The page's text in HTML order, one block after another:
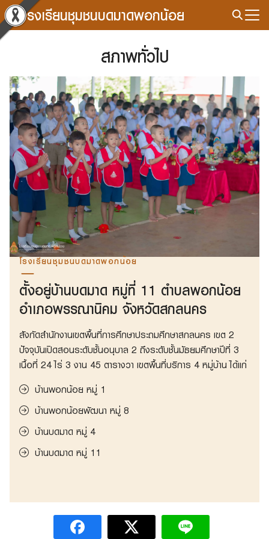
Skip
to
content
โรงเรียนชุมชนบดมาดพอกน้อย
สภาพทั่วไป
โรงเรียนชุมชนบดมาดพอกน้อย
ตั้งอยู่บ้านบดมาด หมู่ที่ 11 ตำบลพอกน้อย
อำเภอพรรณานิคม จังหวัดสกลนคร
สังกัดสำนักงานเขตพื้นที่การศึกษาประถมศึกษาสกลนคร เขต 2
ปัจจุบันเปิดสอนระดับชั้นอนุบาล 2 ถึงระดับชั้นมัธยมศึกษาปีที่ 3
เนื้อที่ 24 ไร่ 3 งาน 45 ตารางวา เขตพื้นที่บริการ 4 หมู่บ้าน ได้แก่
บ้านพอกน้อย หมู่ 1
บ้านพอกน้อยพัฒนา หมู่ 8
บ้านบดมาด หมู่ 4
บ้านบดมาด หมู่ 11